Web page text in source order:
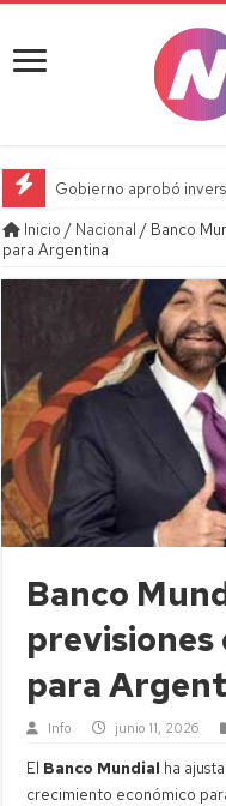
Gobierno aprobó
Inicio / Nacional / Banco
para Argentina
Banco
para
Info junio 11, 2026
El Banco Mundial ha
crecimiento económico